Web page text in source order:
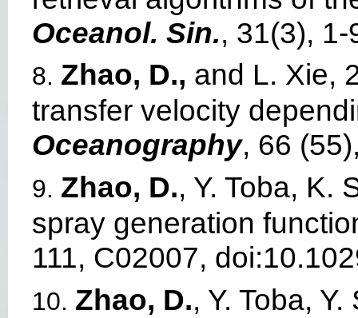
Oceanol. Sin., 31(3), 1-
8. Zhao, D., and L. Xie,
transfer velocity
Oceanography, 66
9. Zhao, D., Y. Toba, K.
spray generation
111, C02007,
10. Zhao, D., Y. Toba,